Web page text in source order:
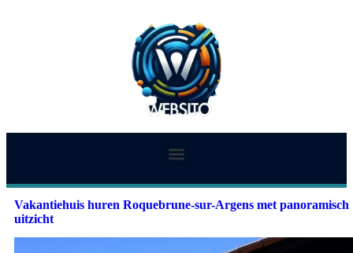
Vakantiehuis huren Roquebrune-sur-Argens met panoramisch
uitzicht